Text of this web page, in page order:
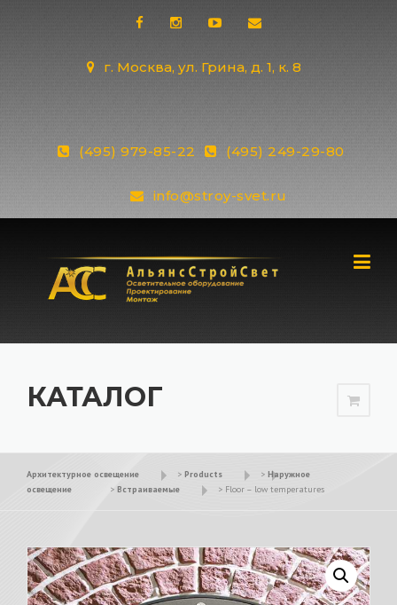
г. Москва, ул. Грина, д. 1, к. 8
(495) 979-85-22 (495) 249-29-80
info@stroy-svet.ru
КАТАЛОГ
Архитектурное освещение > Products > Наружное
освещение
> Встраиваемые > Floor – low temperatures